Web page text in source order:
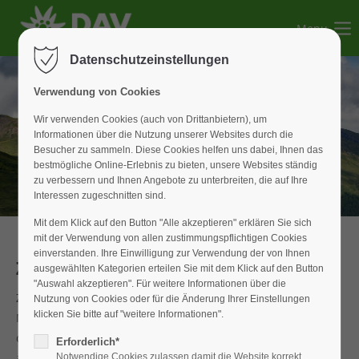
Der Eintrag "offcanvas-col2" existiert leider nicht.
Der Eintrag "offcanvas-col3" existiert leider nicht.
Der Eintrag "offcanvas-col4" existiert leider nicht.
Menu
Zufrieden mit der Entwicklung
Zum Edelweißabend am 17.11. fanden sich zahlreiche
Mitglieder und Gäste im Gasthof "Goldener Adler" ein, um
die Jubilare zu ehren und das Vereinsjahr gebührend
Datenschutzeinstellungen
Verwendung von Cookies
Wir verwenden Cookies (auch von Drittanbietern), um
Informationen über die Nutzung unserer Websites durch die
Besucher zu sammeln. Diese Cookies helfen uns dabei, Ihnen das
bestmögliche Online-Erlebnis zu bieten, unsere Websites ständig
zu verbessern und Ihnen Angebote zu unterbreiten, die auf Ihre
Interessen zugeschnitten sind.
Mit dem Klick auf den Button "Alle akzeptieren" erklären Sie sich
mit der Verwendung von allen zustimmungspflichtigen Cookies
einverstanden. Ihre Einwilligung zur Verwendung der von Ihnen
ausgewählten Kategorien erteilen Sie mit dem Klick auf den Button
"Auswahl akzeptieren". Für weitere Informationen über die
Nutzung von Cookies oder für die Änderung Ihrer Einstellungen
klicken Sie bitte auf "weitere Informationen".
Erforderlich*
Notwendige Cookies zulassen damit die Website korrekt